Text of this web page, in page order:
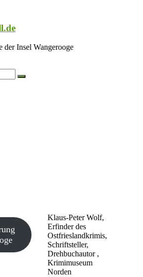
der Insel Wangerooge
Klaus-Peter Wolf,
Erfinder des
Ostfrieslandkrimis,
Schriftsteller,
Drehbuchautor ,
Krimimuseum
Norden